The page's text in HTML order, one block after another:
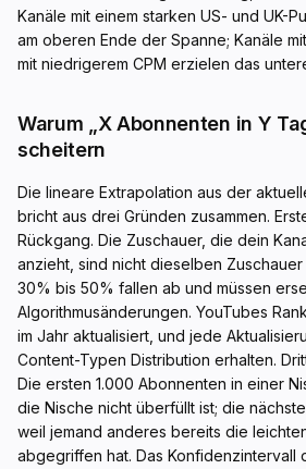
Kanäle mit einem starken US- und UK-
am oberen Ende der Spanne; Kanäle
mit niedrigerem CPM erzielen das
Warum „X Abonnenten in Y
scheitern
Die lineare Extrapolation aus der
bricht aus drei Gründen zusammen.
Rückgang. Die Zuschauer, die dein
anzieht, sind nicht dieselben Zuschauer
30% bis 50% fallen ab und müssen
Algorithmusänderungen. YouTubes
im Jahr aktualisiert, und jede
Content-Typen Distribution erhalten.
Die ersten 1.000 Abonnenten in einer
die Nische nicht überfüllt ist; die
weil jemand anderes bereits die
abgegriffen hat. Das Konfidenzintervall